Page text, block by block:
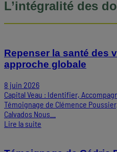
L’intégralité des
Repenser la santé des
approche globale
8 juin 2026
Capital Veau : Identifier,
Témoignage de Clémence
Calvados Nous…
Lire la suite